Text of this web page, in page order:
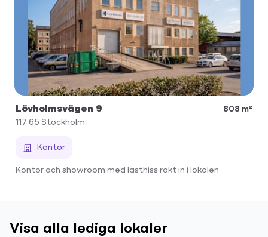
Lövholmsvägen 9
808 m²
117 65 Stockholm
Kontor
Kontor och showroom med lasthiss rakt in i lokalen
Visa alla lediga lokaler